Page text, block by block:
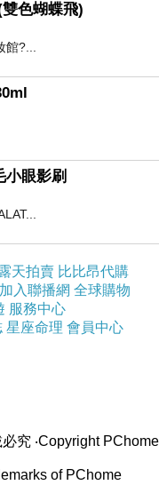
色蝴蝶飛)
?...
眼影刷
天拍賣 比比昂代購
加入聯播網 全球購物
服務中心
星座命理 會員中心
必究 ‧Copyright PChome
of PChome